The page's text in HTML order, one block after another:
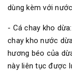
dùng kèm với
- Cá chay kho
chay kho nước
hương béo của
này liên tục được